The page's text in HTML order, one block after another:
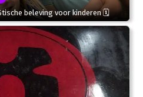
beleving voor kinderen 🗓